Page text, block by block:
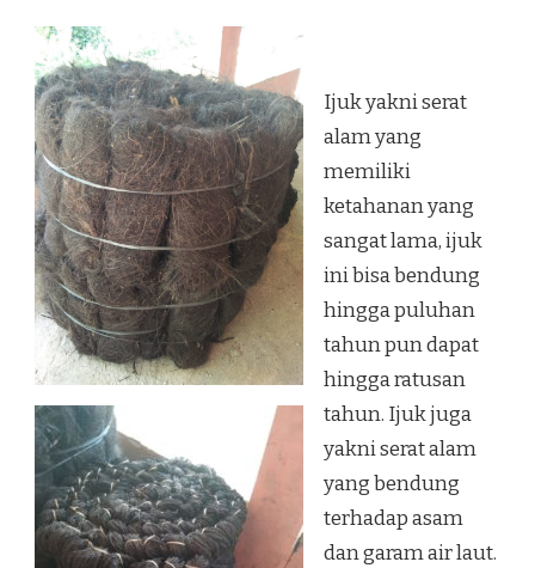
Ijuk yakni serat
alam yang
memiliki
ketahanan yang
sangat lama, ijuk
ini bisa bendung
hingga puluhan
tahun pun dapat
hingga ratusan
tahun. Ijuk juga
yakni serat alam
yang bendung
terhadap asam
dan garam air laut.